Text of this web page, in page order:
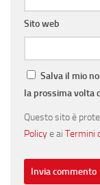
Sito web
Salva il mio
la prossima volta
Questo sito è
Policye ai Termini